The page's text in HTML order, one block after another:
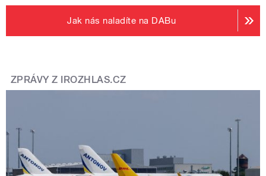
Jak nás naladíte na DABu
ZPRÁVY Z IROZHLAS.CZ